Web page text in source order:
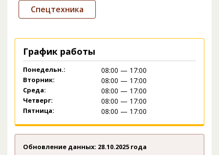
Спецтехника
График работы
Понедельн.: 08:00 — 17:00
Вторник: 08:00 — 17:00
Среда: 08:00 — 17:00
Четверг: 08:00 — 17:00
Пятница: 08:00 — 17:00
Обновление данных: 28.10.2025 года